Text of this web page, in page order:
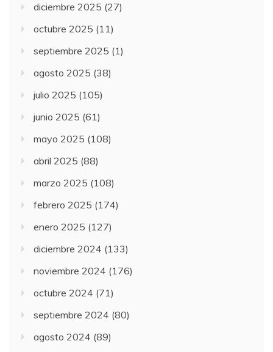
diciembre 2025 (27)
octubre 2025 (11)
septiembre 2025 (1)
agosto 2025 (38)
julio 2025 (105)
junio 2025 (61)
mayo 2025 (108)
abril 2025 (88)
marzo 2025 (108)
febrero 2025 (174)
enero 2025 (127)
diciembre 2024 (133)
noviembre 2024 (176)
octubre 2024 (71)
septiembre 2024 (80)
agosto 2024 (89)